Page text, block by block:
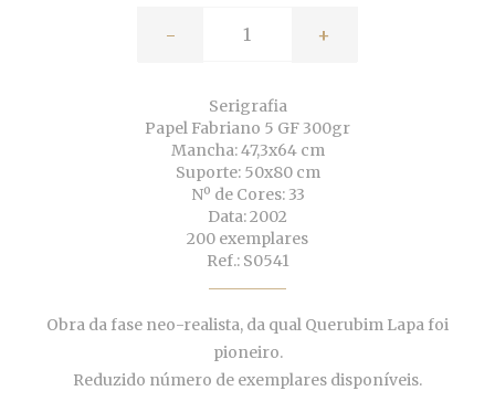
- +
Serigrafia
Papel Fabriano 5 GF 300gr
Mancha: 47,3x64 cm
Suporte: 50x80 cm
Nº de Cores: 33
Data: 2002
200 exemplares
Ref.: S0541
Obra da fase neo-realista, da qual Querubim Lapa foi
pioneiro.
Reduzido número de exemplares disponíveis.